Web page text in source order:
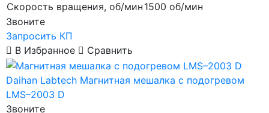
Скорость вращения, об/мин 1500 об/мин
Звоните
Запросить КП
В Избранное
Сравнить
Daihan Labtech Магнитная мешалка с подогревом
LMS–2003 D
Звоните